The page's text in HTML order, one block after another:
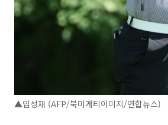
▲임성재 (AFP/북미게티이미지/연합뉴스)